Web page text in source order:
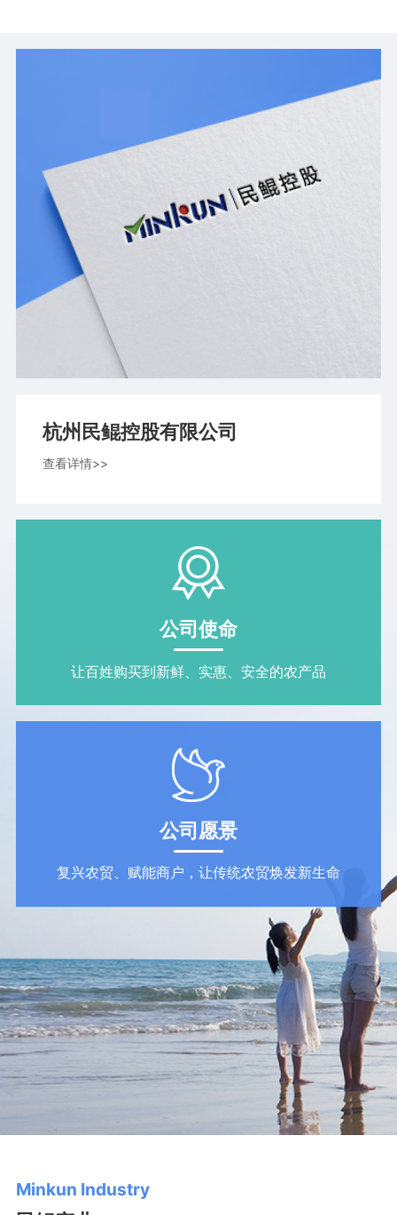
杭州民鲲控股有限公司
查看详情>>
公司使命
让百姓购买到新鲜、实惠、安全的农产品
公司愿景
复兴农贸、赋能商户，让传统农贸焕发新生命
Minkun Industry